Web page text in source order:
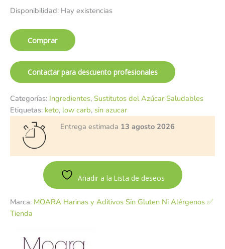
Disponibilidad: Hay existencias
Comprar
Contactar para descuento profesionales
Categorías: Ingredientes, Sustitutos del Azúcar Saludables
Etiquetas: keto, low carb, sin azucar
Entrega estimada 13 agosto 2026
Añadir a la Lista de deseos
Marca: MOARA Harinas y Aditivos Sin Gluten Ni Alérgenos ✅
Tienda